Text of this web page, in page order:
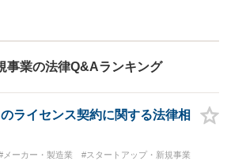
提供。小さなお困り事でも
いません【夜間・休日面
】【完全個室】【今池駅3
】
事業の法律Q&Aランキング
ライセンス契約に関する法律相
メーカー・製造業
#スタートアップ・新規事業